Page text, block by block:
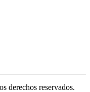
derechos reservados.